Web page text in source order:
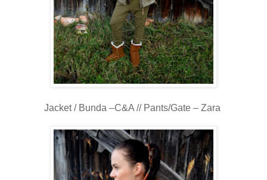
Jacket / Bunda –C&A // Pants/Gate – Zara